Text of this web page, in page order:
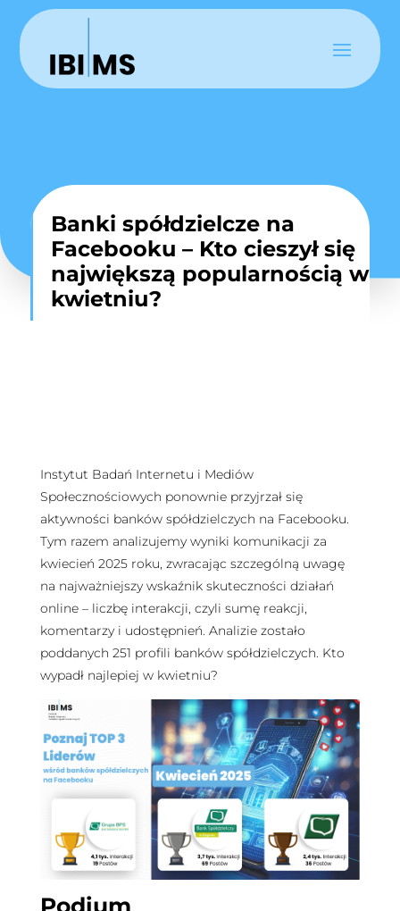
Banki spółdzielcze na
Facebooku – Kto cieszył się
największą popularnością w
kwietniu?
Instytut Badań Internetu i Mediów
Społecznościowych ponownie przyjrzał się
aktywności banków spółdzielczych na Facebooku.
Tym razem analizujemy wyniki komunikacji za
kwiecień 2025 roku, zwracając szczególną uwagę
na najważniejszy wskaźnik skuteczności działań
online – liczbę interakcji, czyli sumę reakcji,
komentarzy i udostępnień. Analizie zostało
poddanych 251 profili banków spółdzielczych. Kto
wypadł najlepiej w kwietniu?